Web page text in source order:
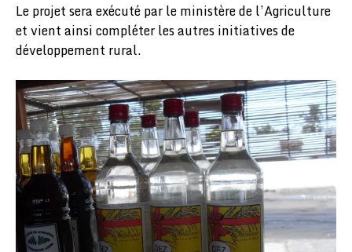
Le projet sera exécuté par le ministère de l’Agriculture
et vient ainsi compléter les autres initiatives de
développement rural.